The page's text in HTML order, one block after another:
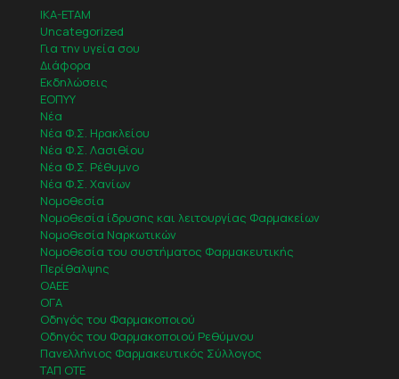
IKA-ETAM
Uncategorized
Για την υγεία σου
Διάφορα
Εκδηλώσεις
ΕΟΠΥΥ
Νέα
Νέα Φ.Σ. Ηρακλείου
Νέα Φ.Σ. Λασιθίου
Νέα Φ.Σ. Ρέθυμνο
Νέα Φ.Σ. Χανίων
Νομοθεσία
Νομοθεσία ίδρυσης και λειτουργίας Φαρμακείων
Νομοθεσία Ναρκωτικών
Νομοθεσία του συστήματος Φαρμακευτικής
Περίθαλψης
ΟΑΕΕ
ΟΓΑ
Οδηγός του Φαρμακοποιού
Οδηγός του Φαρμακοποιού Ρεθύμνου
Πανελλήνιος Φαρμακευτικός Σύλλογος
ΤΑΠ ΟΤΕ